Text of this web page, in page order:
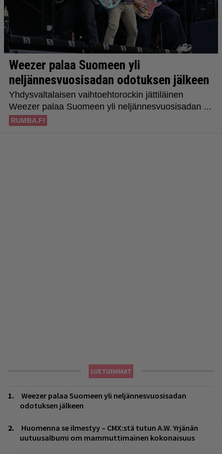
LUETUIMMAT
Weezer palaa Suomeen yli neljännesvuosisadan
odotuksen jälkeen
Huomenna se ilmestyy – CMX:stä tutun A.W. Yrjänän
uutuusalbumi om mammuttimainen kokonaisuus